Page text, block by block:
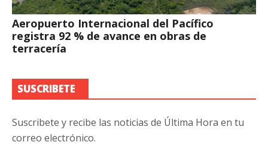
Aeropuerto Internacional del Pacífico
registra 92 % de avance en obras de
terracería
SUSCRIBETE
Suscribete y recibe las noticias de Última Hora en tu
correo electrónico.